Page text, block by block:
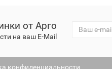
от Арго
на ваш E-Mail
конфиденциальности